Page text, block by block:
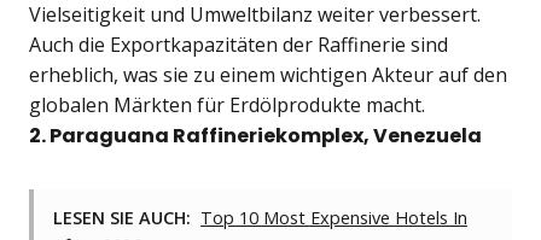
Vielseitigkeit und Umweltbilanz weiter verbessert.
Auch die Exportkapazitäten der Raffinerie sind
erheblich, was sie zu einem wichtigen Akteur auf den
globalen Märkten für Erdölprodukte macht.
2. Paraguana Raffineriekomplex, Venezuela
LESEN SIE AUCH: Top 10 Most Expensive Hotels In